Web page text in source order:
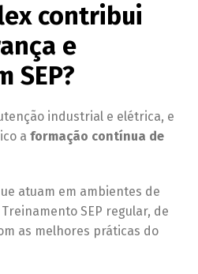
contribui
e
SEP?
industrial e elétrica, e
a formação contínua de
atuam em ambientes de
SEP regular, de
as melhores práticas do